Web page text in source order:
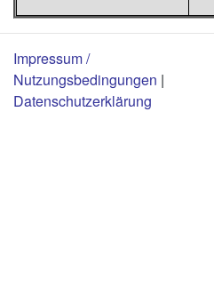
Impressum /
Nutzungsbedingungen |
Datenschutzerklärung